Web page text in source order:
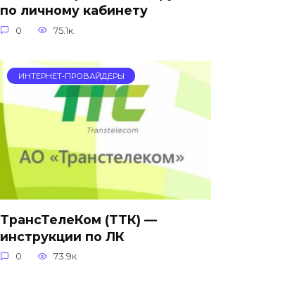
по личному кабинету
0 75.1к.
ИНТЕРНЕТ-ПРОВАЙДЕРЫ
ТрансТелеКом (ТТК) —
инструкции по ЛК
0 73.9к.